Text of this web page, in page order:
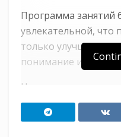
Программа занятий
увлекательной, что
только улучшить
понимание истории
На занятиях по
научиться
требует не только